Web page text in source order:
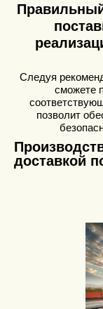
Следуя
сможете
позволит
доставкой